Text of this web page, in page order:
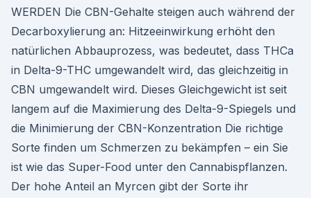
WERDEN Die CBN-Gehalte steigen auch während der
Decarboxylierung an: Hitzeeinwirkung erhöht den
natürlichen Abbauprozess, was bedeutet, dass THCa
in Delta-9-THC umgewandelt wird, das gleichzeitig in
CBN umgewandelt wird. Dieses Gleichgewicht ist seit
langem auf die Maximierung des Delta-9-Spiegels und
die Minimierung der CBN-Konzentration Die richtige
Sorte finden um Schmerzen zu bekämpfen – ein Sie
ist wie das Super-Food unter den Cannabispflanzen.
Der hohe Anteil an Myrcen gibt der Sorte ihr